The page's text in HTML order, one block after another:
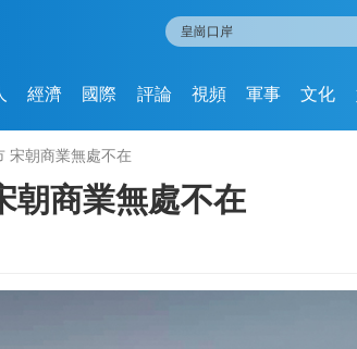
經濟 國際 評論 視頻 軍事 文化
宋朝商業無處不在
朝商業無處不在